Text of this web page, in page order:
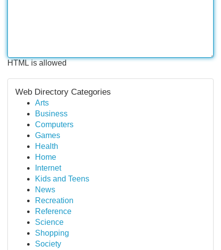
HTML is allowed
Web Directory Categories
Arts
Business
Computers
Games
Health
Home
Internet
Kids and Teens
News
Recreation
Reference
Science
Shopping
Society